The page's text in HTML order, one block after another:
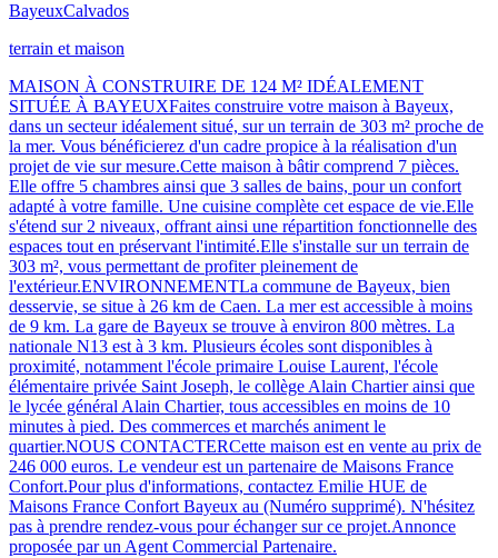
BayeuxCalvados
terrain et maison
MAISON À CONSTRUIRE DE 124 M² IDÉALEMENT
SITUÉE À BAYEUXFaites construire votre maison à Bayeux,
dans un secteur idéalement situé, sur un terrain de 303 m² proche de
la mer. Vous bénéficierez d'un cadre propice à la réalisation d'un
projet de vie sur mesure.Cette maison à bâtir comprend 7 pièces.
Elle offre 5 chambres ainsi que 3 salles de bains, pour un confort
adapté à votre famille. Une cuisine complète cet espace de vie.Elle
s'étend sur 2 niveaux, offrant ainsi une répartition fonctionnelle des
espaces tout en préservant l'intimité.Elle s'installe sur un terrain de
303 m², vous permettant de profiter pleinement de
l'extérieur.ENVIRONNEMENTLa commune de Bayeux, bien
desservie, se situe à 26 km de Caen. La mer est accessible à moins
de 9 km. La gare de Bayeux se trouve à environ 800 mètres. La
nationale N13 est à 3 km. Plusieurs écoles sont disponibles à
proximité, notamment l'école primaire Louise Laurent, l'école
élémentaire privée Saint Joseph, le collège Alain Chartier ainsi que
le lycée général Alain Chartier, tous accessibles en moins de 10
minutes à pied. Des commerces et marchés animent le
quartier.NOUS CONTACTERCette maison est en vente au prix de
246 000 euros. Le vendeur est un partenaire de Maisons France
Confort.Pour plus d'informations, contactez Emilie HUE de
Maisons France Confort Bayeux au (Numéro supprimé). N'hésitez
pas à prendre rendez-vous pour échanger sur ce projet.Annonce
proposée par un Agent Commercial Partenaire.